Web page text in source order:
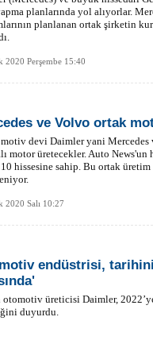
'Jet uçak'
Rus savaş
planlarında yol alıyorlar.
planlanan ortak şirketin
2020 Perşembe 15:40
ve Volvo ortak
devi Daimler yani Mercedes
motor üretecekler. Auto
hissesine sahip. Bu ortak
2020 Salı 10:27
endüstrisi,
otomotiv üreticisi Daimler,
duyurdu.